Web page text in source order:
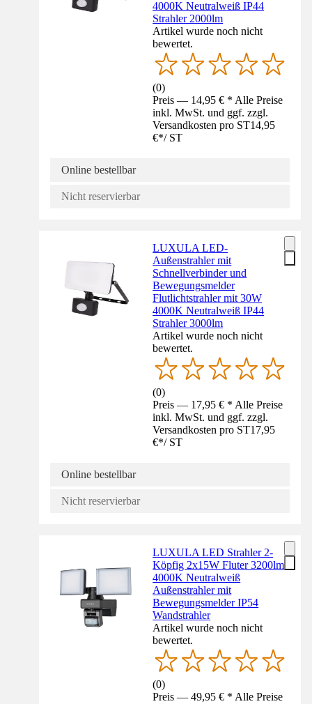
4000K Neutralweiß IP44
Strahler 2000lm
Artikel wurde noch nicht
bewertet.
(0)
Preis — 14,95 € * Alle Preise
inkl. MwSt. und ggf. zzgl.
Versandkosten pro ST14,95
€*/ ST
Online bestellbar
Nicht reservierbar
LUXULA LED-
Außenstrahler mit
Schnellverbinder und
Bewegungsmelder
Flutlichtstrahler mit 30W
4000K Neutralweiß IP44
Strahler 3000lm
Artikel wurde noch nicht
bewertet.
(0)
Preis — 17,95 € * Alle Preise
inkl. MwSt. und ggf. zzgl.
Versandkosten pro ST17,95
€*/ ST
Online bestellbar
Nicht reservierbar
LUXULA LED Strahler 2-
Köpfig 2x15W Fluter 3200lm
4000K Neutralweiß
Außenstrahler mit
Bewegungsmelder IP54
Wandstrahler
Artikel wurde noch nicht
bewertet.
(0)
Preis — 49,95 € * Alle Preise